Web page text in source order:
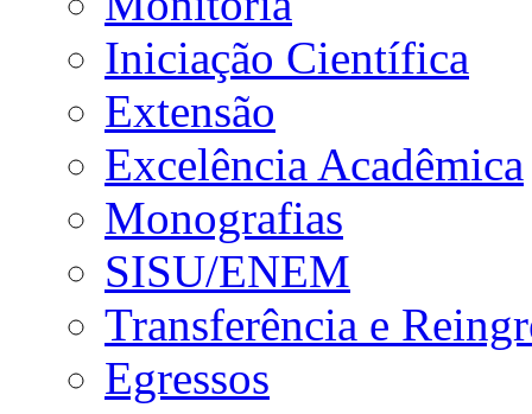
Iniciação Científica
Extensão
Excelência Acadêmica
Monografias
SISU/ENEM
Transferência e
Egressos